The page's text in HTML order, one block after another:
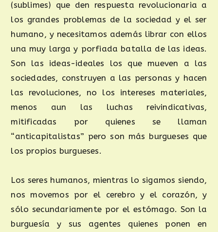
(sublimes) que den respuesta revolucionaria a
los grandes problemas de la sociedad y el ser
humano, y necesitamos además librar con ellos
una muy larga y porfiada batalla de las ideas.
Son las ideas-ideales los que mueven a las
sociedades, construyen a las personas y hacen
las revoluciones, no los intereses materiales,
menos aun las luchas reivindicativas,
mitificadas por quienes se llaman
“anticapitalistas” pero son más burgueses que
los propios burgueses.
Los seres humanos, mientras lo sigamos siendo,
nos movemos por el cerebro y el corazón, y
sólo secundariamente por el estómago. Son la
burguesía y sus agentes quienes ponen en